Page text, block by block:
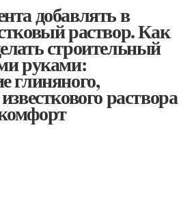
добавлять в
раствор. Как
строительный
руками:
глиняного,
раствора